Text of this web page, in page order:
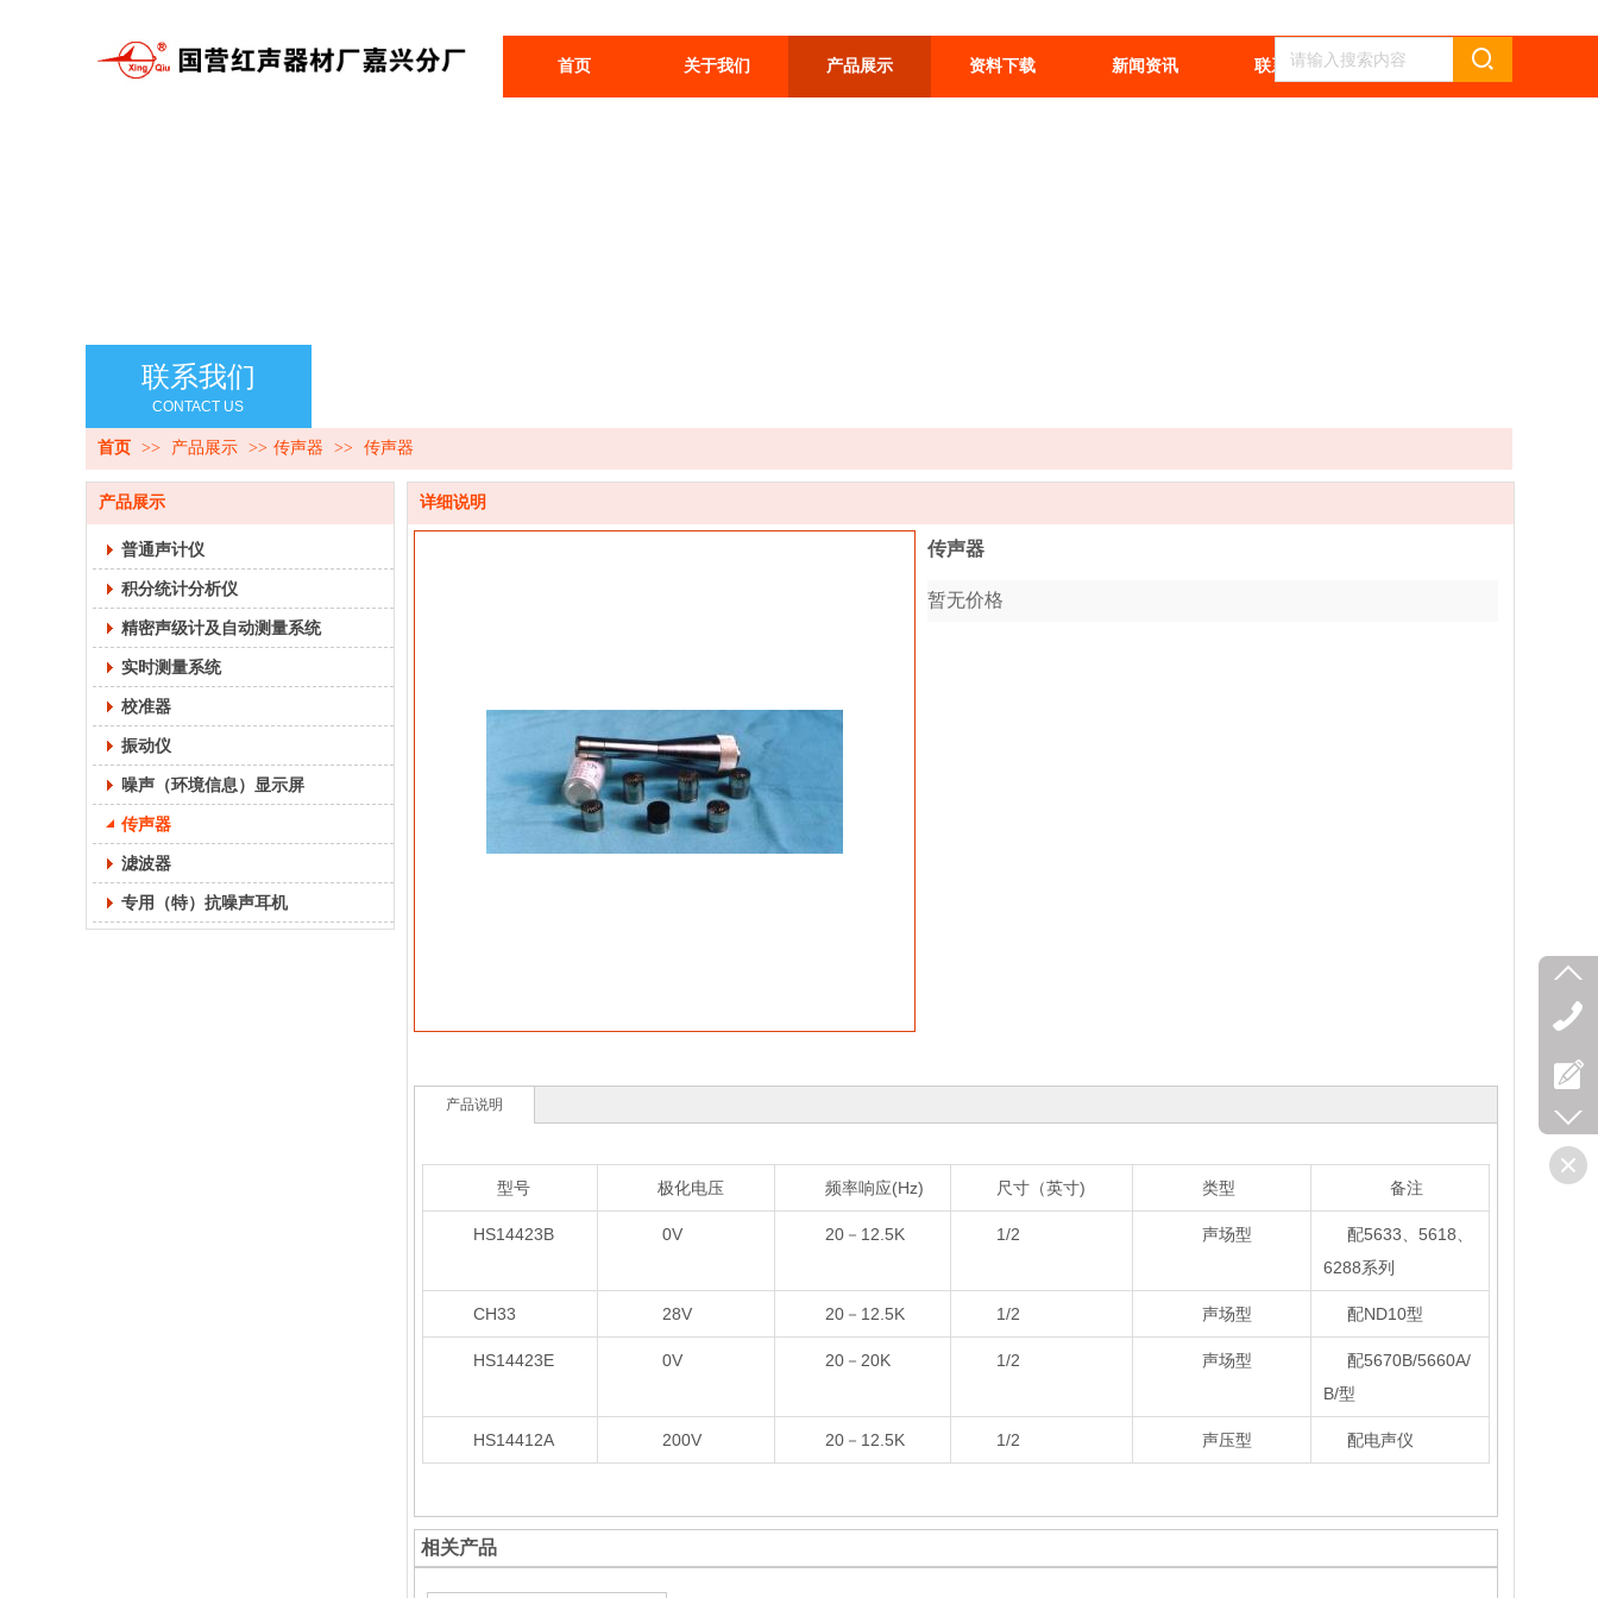
首页 关于我们 产品展示 资料下载 新闻资讯 联系我们
联系我们
CONTACT US
首页 >> 产品展示 >> 传声器 >> 传声器
产品展示
普通声计仪
积分统计分析仪
精密声级计及自动测量系统
实时测量系统
校准器
振动仪
噪声（环境信息）显示屏
传声器
滤波器
专用（特）抗噪声耳机
详细说明
传声器
暂无价格
产品说明
型号 极化电压 频率响应(Hz) 尺寸（英寸) 类型 备注
HS14423B 0V 20－12.5K 1/2 声场型
配5633、5618、
6288系列
CH33 28V 20－12.5K 1/2 声场型 配ND10型
HS14423E 0V 20－20K 1/2 声场型
配5670B/5660A/
B/型
HS14412A 200V 20－12.5K 1/2 声压型 配电声仪
相关产品